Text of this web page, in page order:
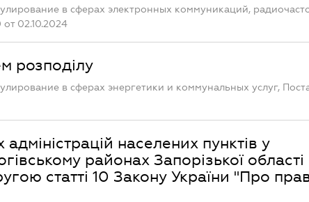
в сферах электронных коммуникаций,
02.10.2024
розподілу
в сферах энергетики и коммунальных услуг,
населених пунктів у
районах Запорізької області
статті 10 Закону України "Про